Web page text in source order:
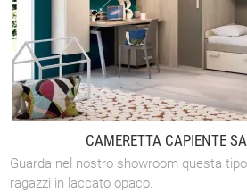
CAMERETTA CAPIENTE
Guarda nel nostro showroom questa
ragazzi in laccato opaco.